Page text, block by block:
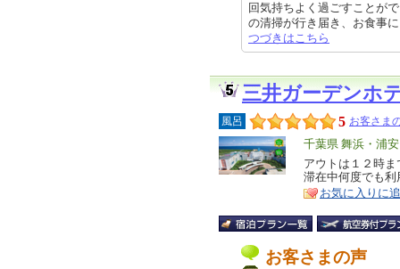
回気持ちよく過ごすことが
の清掃が行き届き、お食事
つづきはこちら
三井ガーデンホ
風呂 5 お客さま
エ
リ
ア
千葉県 舞浜・浦
特
徴
アウトは１２時
滞在中何度でも
お気に入りに
お客さまの声